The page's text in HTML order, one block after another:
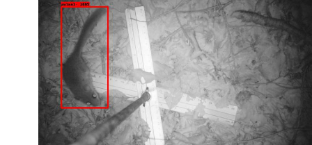
Adresse